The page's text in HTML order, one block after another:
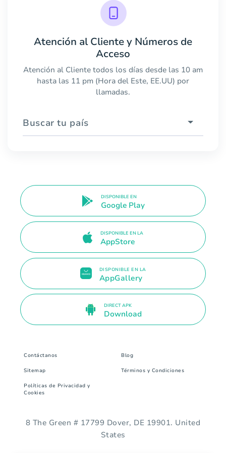
Atención al Cliente y Números de
Acceso
Atención al Cliente todos los días desde las 10 am
hasta las 11 pm (Hora del Este, EE.UU) por
llamadas.
Buscar tu país
DISPONIBLE EN
Google Play
DISPONIBLE EN LA
AppStore
DISPONIBLE EN LA
AppGallery
DIRECT APK
Download
Contáctanos Blog
Sitemap Términos y Condiciones
Políticas de Privacidad y
Cookies
8 The Green # 17799 Dover, DE 19901. United
States